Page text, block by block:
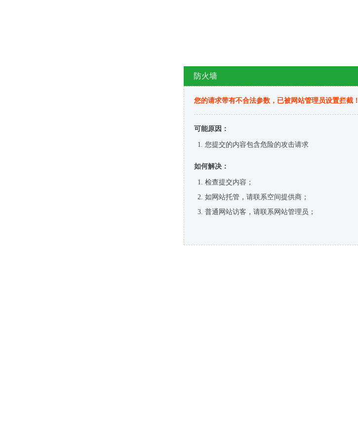
防火墙
您的请求带有不合法参数，已被网站管理员设置拦截！
可能原因：
您提交的内容包含危险的攻击请求
如何解决：
检查提交内容；
如网站托管，请联系空间提供商；
普通网站访客，请联系网站管理员；